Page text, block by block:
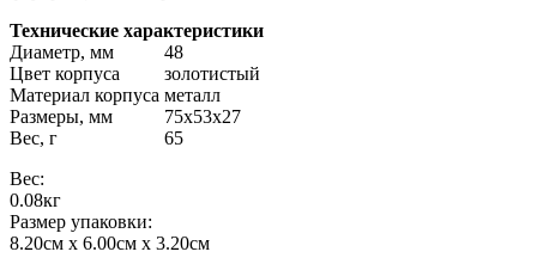
Технические характеристики
Диаметр, мм
48
Цвет корпуса
золотистый
Материал корпуса металл
Размеры, мм
75х53х27
Вес, г
65
Вес:
0.08кг
Размер упаковки:
8.20см x 6.00см x 3.20см